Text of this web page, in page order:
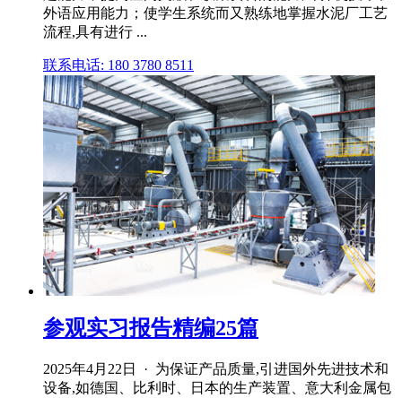
外语应用能力；使学生系统而又熟练地掌握水泥厂工艺
流程,具有进行 ...
联系电话: 180 3780 8511
参观实习报告精编25篇
2025年4月22日 · 为保证产品质量,引进国外先进技术和
设备,如德国、比利时、日本的生产装置、意大利金属包